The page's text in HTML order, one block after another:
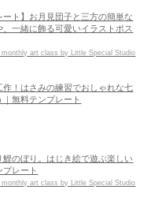
ート】お月見団子と三方の簡単な
、一緒に飾る可愛いイラストポス
monthly art class by Little Special Studio
作！はさみの練習でおしゃれな七
無料テンプレート
鯉のぼり。はじき絵で遊ぶ楽しい
レート
monthly art class by Little Special Studio